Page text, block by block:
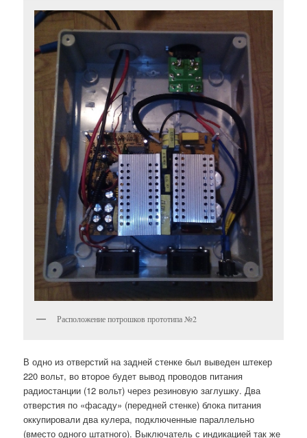
Расположение потрошков прототипа №2
В одно из отверстий на задней стенке был выведен штекер
220 вольт, во второе будет вывод проводов питания
радиостанции (12 вольт) через резиновую заглушку. Два
отверстия по «фасаду» (передней стенке) блока питания
оккупировали два кулера, подключенные параллельно
(вместо одного штатного). Выключатель с индикацией так же